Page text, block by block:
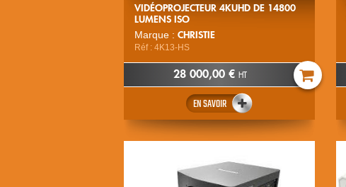
VIDÉOPROJECTEUR 4KUHD DE 14800
LUMENS ISO
Marque : CHRISTIE
Réf : 4K13-HS
28 000,00 €HT
EN SAVOIR